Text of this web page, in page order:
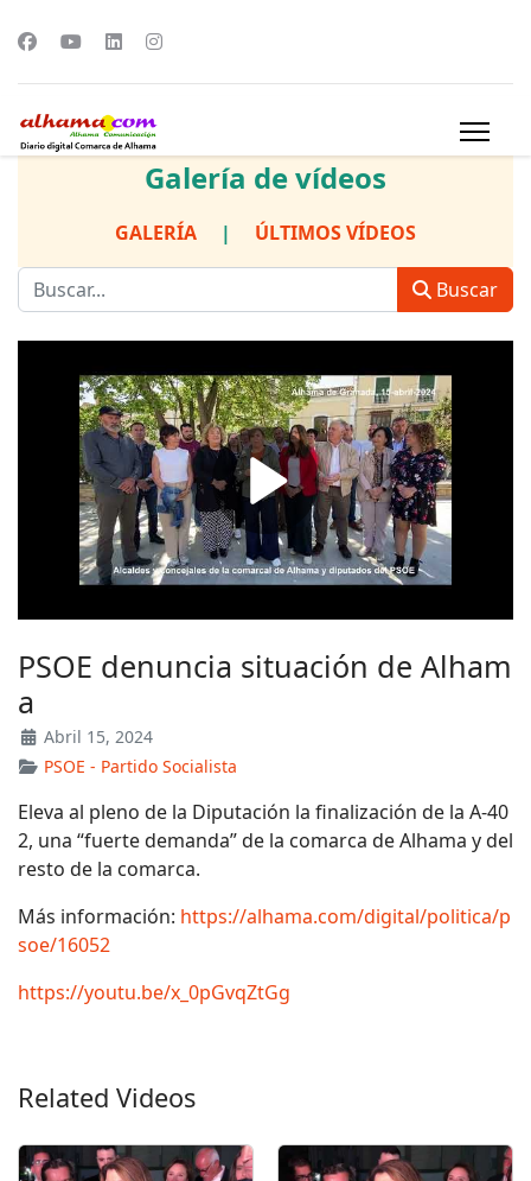
Galería de vídeos
GALERÍA | ÚLTIMOS VÍDEOS
Buscar
PSOE denuncia situación de Alham
a
Abril 15, 2024
PSOE - Partido Socialista
Eleva al pleno de la Diputación la finalización de la A-40
2, una “fuerte demanda” de la comarca de Alhama y del
resto de la comarca.
Más información: https://alhama.com/digital/politica/p
soe/16052
https://youtu.be/x_0pGvqZtGg
Related Videos